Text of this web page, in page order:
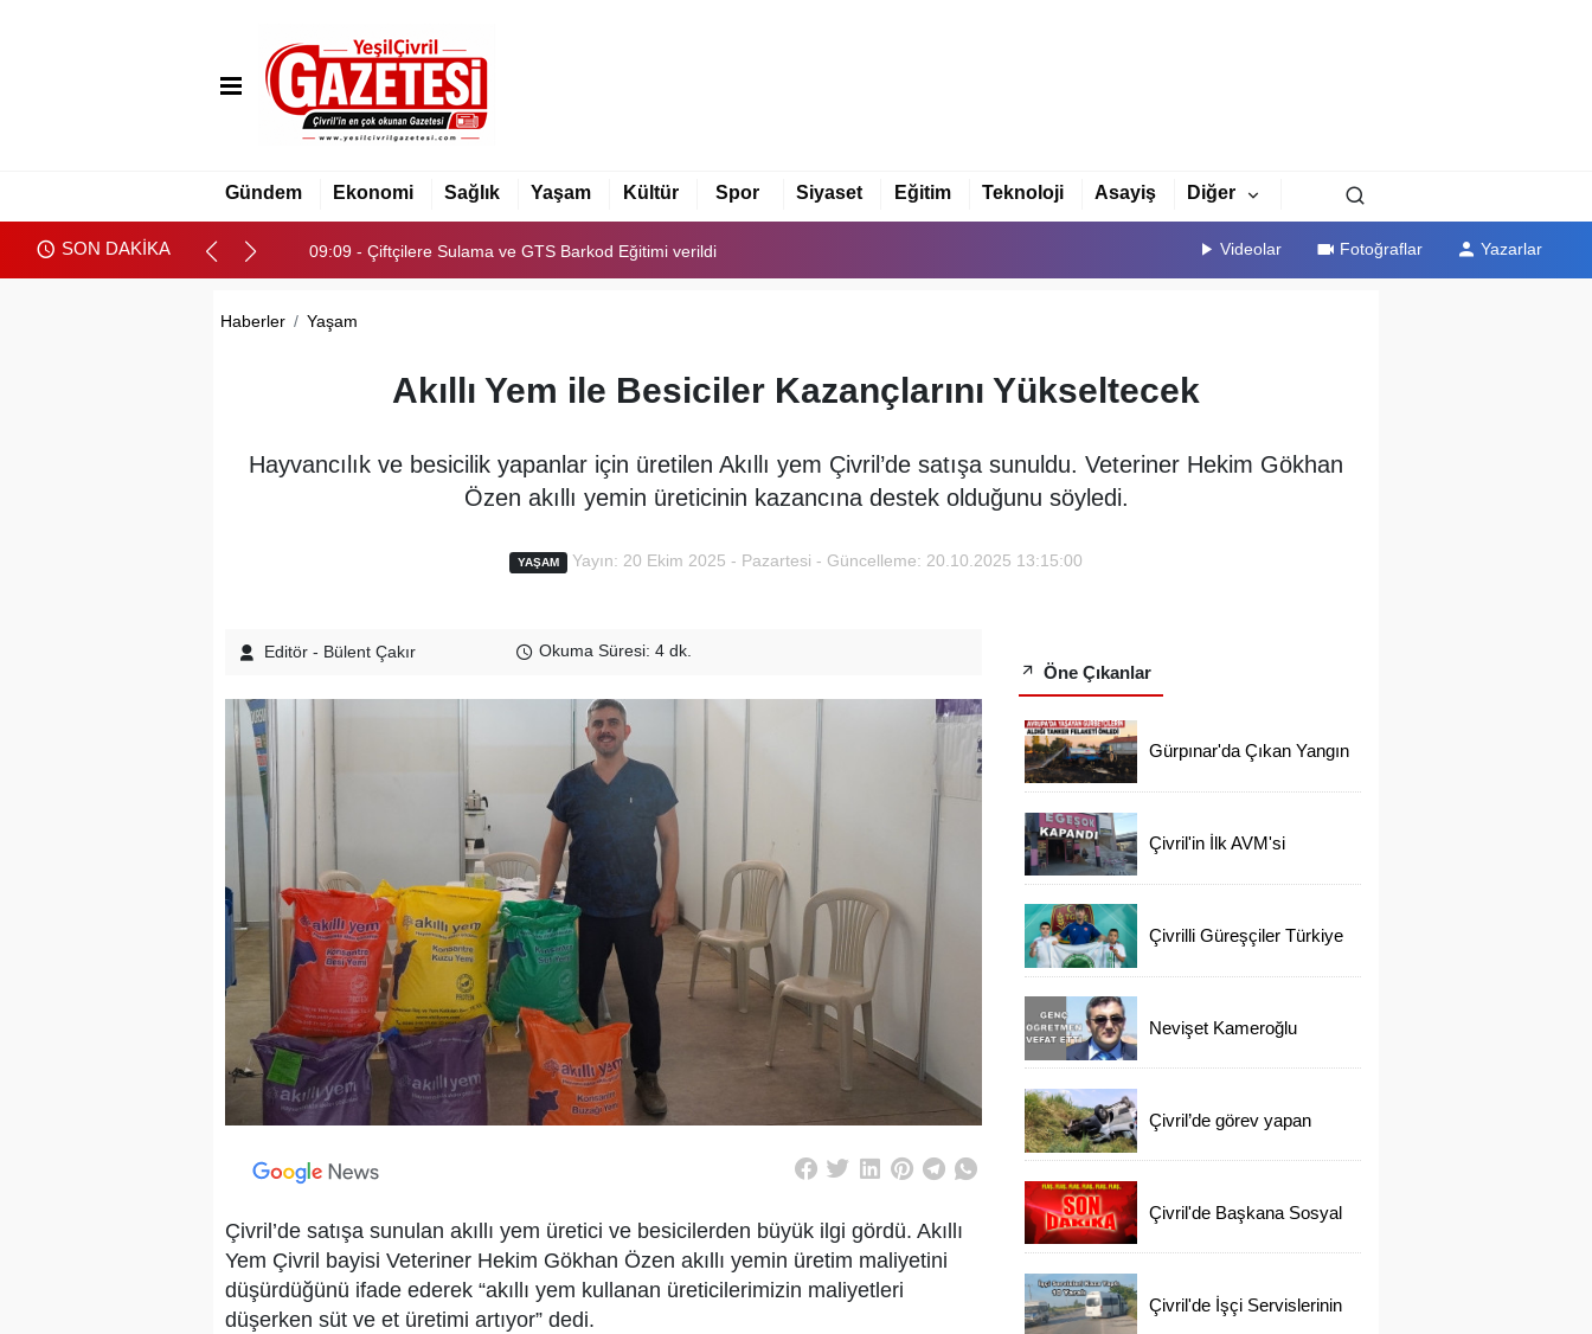
Gündem Ekonomi Sağlık Yaşam Kültür Spor Siyaset Eğitim Teknoloji Asayiş Diğer
SON DAKİKA
09:09 - Çiftçilere Sulama ve GTS Barkod Eğitimi verildi
09:14 - Meclis AB Destekli Sıfır Atık Projesine Oy Birliğiyle Onay Verdi
09:09 - Çiftçilere Sulama ve GTS Barkod Eğitimi verildi Videolar Fotoğraflar Yazarlar
Haberler Yaşam
Akıllı Yem ile Besiciler Kazançlarını Yükseltecek
Hayvancılık ve besicilik yapanlar için üretilen Akıllı yem Çivril’de satışa sunuldu. Veteriner Hekim Gökhan
Özen akıllı yemin üreticinin kazancına destek olduğunu söyledi.
YAŞAM Yayın: 20 Ekim 2025 - Pazartesi - Güncelleme: 20.10.2025 13:15:00
Editör - Bülent Çakır Okuma Süresi: 4 dk.
Çivril’de satışa sunulan akıllı yem üretici ve besicilerden büyük ilgi gördü. Akıllı
Yem Çivril bayisi Veteriner Hekim Gökhan Özen akıllı yemin üretim maliyetini
düşürdüğünü ifade ederek “akıllı yem kullanan üreticilerimizin maliyetleri
düşerken süt ve et üretimi artıyor” dedi.
Öne Çıkanlar
Gürpınar'da Çıkan Yangın
Söndürüldü
Çivril'in İlk AVM'si
Çivrilli Güreşçiler Türkiye
Madalya İle Döndü
Nevişet Kameroğlu
Öğretmeni Vefat Etti
Çivril’de görev yapan
Çivril'de Başkana Sosyal
Gözaltı
Çivril'de İşçi Servislerinin